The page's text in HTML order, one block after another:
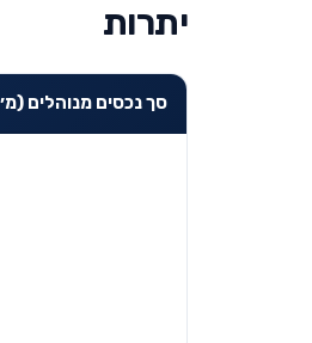
יתרות
סך נכסים מנוהלים